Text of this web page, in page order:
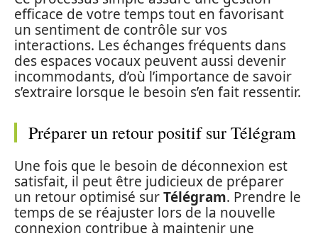
efficace de votre temps tout en favorisant
un sentiment de contrôle sur vos
interactions. Les échanges fréquents dans
des espaces vocaux peuvent aussi devenir
incommodants, d’où l’importance de savoir
s’extraire lorsque le besoin s’en fait ressentir.
Préparer un retour positif sur Télégram
Une fois que le besoin de déconnexion est
satisfait, il peut être judicieux de préparer
un retour optimisé surTélégram. Prendre le
temps de se réajuster lors de la nouvelle
connexion contribue à maintenir une